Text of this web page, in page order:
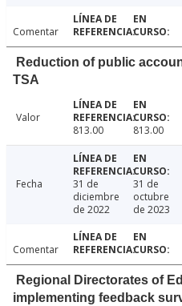
Comentar
Reduction of public
TSA
Valor
813.00
813.00
Fecha
31 de
diciembre
de 2022
31 de
octubre
de 2023
Comentar
Regional Directorates of
implementing feedback